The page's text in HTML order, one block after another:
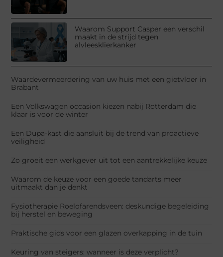
Waarom Support Casper een verschil
maakt in de strijd tegen
alvleesklierkanker
Waardevermeerdering van uw huis met een gietvloer in
Brabant
Een Volkswagen occasion kiezen nabij Rotterdam die
klaar is voor de winter
Een Dupa-kast die aansluit bij de trend van proactieve
veiligheid
Zo groeit een werkgever uit tot een aantrekkelijke keuze
Waarom de keuze voor een goede tandarts meer
uitmaakt dan je denkt
Fysiotherapie Roelofarendsveen: deskundige begeleiding
bij herstel en beweging
Praktische gids voor een glazen overkapping in de tuin
Keuring van steigers: wanneer is deze verplicht?